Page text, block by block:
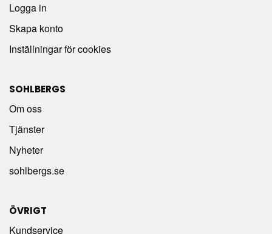
Logga in
Skapa konto
Inställningar för cookies
SOHLBERGS
Om oss
Tjänster
Nyheter
sohlbergs.se
ÖVRIGT
Kundservice